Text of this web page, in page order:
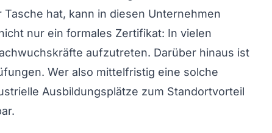
hat, kann in diesen Unternehmen
nur ein formales Zertifikat: In vielen
aufzutreten. Darüber hinaus ist
Wer also mittelfristig eine solche
Ausbildungsplätze zum Standortvorteil